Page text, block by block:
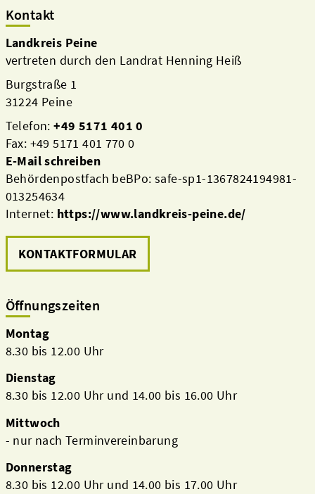
Kontakt
Landkreis Peine
vertreten durch den Landrat Henning Heiß
Burgstraße 1
31224 Peine
Telefon:+49 5171 401 0
Fax: +49 5171 401 770 0
E-Mail schreiben
Behördenpostfach beBPo: safe-sp1-1367824194981-
013254634
Internet: https://www.landkreis-peine.de/
KONTAKTFORMULAR
Öffnungszeiten
Montag
8.30 bis 12.00 Uhr
Dienstag
8.30 bis 12.00 Uhr und 14.00 bis 16.00 Uhr
Mittwoch
- nur nach Terminvereinbarung
Donnerstag
8.30 bis 12.00 Uhr und 14.00 bis 17.00 Uhr